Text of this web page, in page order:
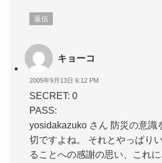
返信
キョーコ
2005年9月13日 6:12 PM
SECRET: 0
PASS:
yosidakazuko さん 防災の意識
切ですよね。 それとやっぱり
ることへの感謝の思い、これ